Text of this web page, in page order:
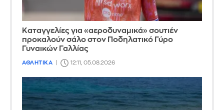
Καταγγελίες για «αεροδυναμικά» σουτιέν
προκαλούν σάλο στον Ποδηλατικό Γύρο
Γυναικών Γαλλίας
ΑΘΛΗΤΙΚΑ 12:11, 05.08.2026